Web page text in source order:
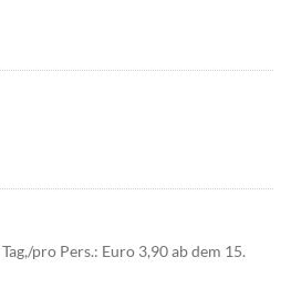
pro Pers.: Euro 3,90 ab dem 15.